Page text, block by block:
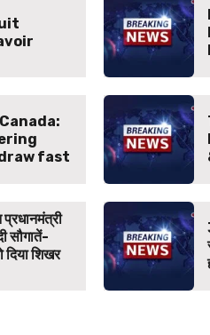
fast
सौगातें-
दिया शिखर